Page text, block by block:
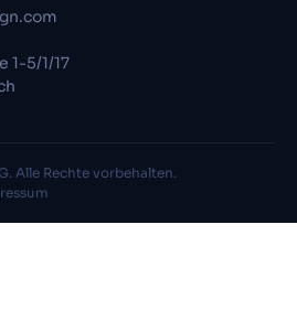
1-5/1/17
Alle Rechte vorbehalten.